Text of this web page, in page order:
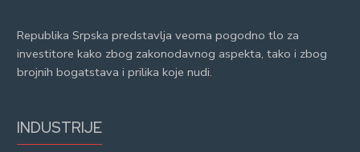
Republika Srpska predstavlja veoma pogodno tlo za
investitore kako zbog zakonodavnog aspekta, tako i zbog
brojnih bogatstava i prilika koje nudi.
INDUSTRIJE